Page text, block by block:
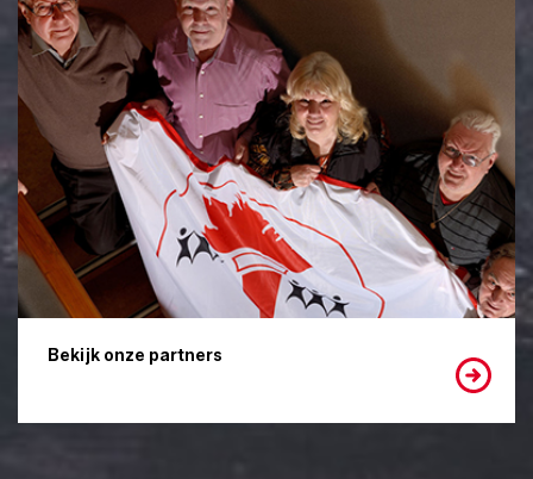
Bekijk onze partners